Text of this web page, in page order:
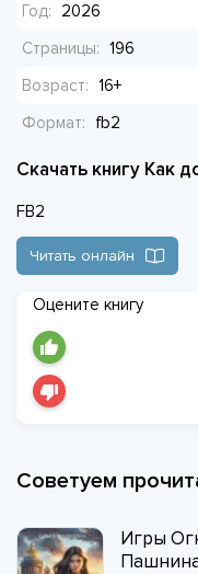
Год:
2026
Страницы: 196
Возраст: 16+
Формат:
fb2
Скачать книгу Как
FB2
Читать онлайн
Оцените книгу
Советуем
Игры